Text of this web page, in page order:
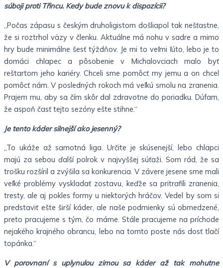
súboji proti Třincu. Kedy bude znovu k dispozícii?
„Počas zápasu s českým druholigistom došliapol tak nešťastne,
že si roztrhol väzy v členku. Aktuálne má nohu v sadre a mimo
hry bude minimálne šesť týždňov. Je mi to veľmi ľúto, lebo je to
domáci chlapec a pôsobenie v Michalovciach malo byť
reštartom jeho kariéry. Chceli sme pomôcť my jemu a on chcel
pomôcť nám. V posledných rokoch má veľkú smolu na zranenia.
Prajem mu, aby sa čím skôr dal zdravotne do poriadku. Dúfam,
že aspoň časť tejto sezóny ešte stihne.“
Je tento káder silnejší ako jesenný?
„To ukáže až samotná liga. Určite je skúsenejší, lebo chlapci
majú za sebou ďalší polrok v najvyššej súťaži. Som rád, že sa
trošku rozšíril a zvýšila sa konkurencia. V závere jesene sme mali
veľké problémy vyskladať zostavu, keďže sa pritrafili zranenia,
tresty, ale aj pokles formy u niektorých hráčov. Vedel by som si
predstaviť ešte širší káder, ale naše podmienky sú obmedzené,
preto pracujeme s tým, čo máme. Stále pracujeme na príchode
nejakého krajného obrancu, lebo na tomto poste nás dosť tlačí
topánka.“
V porovnaní s uplynulou zimou sa káder až tak mohutne